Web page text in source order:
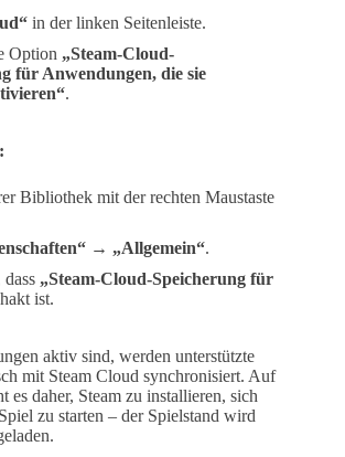
in der linken Seitenleiste.
Option „Steam-Cloud-
für Anwendungen, die sie
.
Bibliothek mit der rechten Maustaste
→ „Allgemein“.
dass „Steam-Cloud-Speicherung für
ist.
aktiv sind, werden unterstützte
mit Steam Cloud synchronisiert. Auf
es daher, Steam zu installieren, sich
zu starten – der Spielstand wird